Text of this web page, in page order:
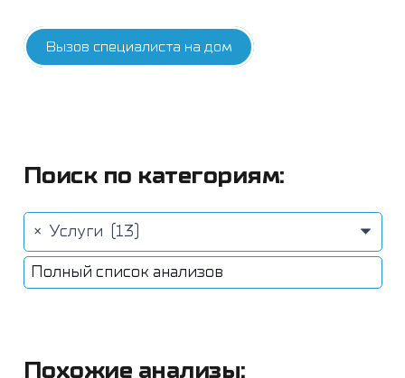
Вызов специалиста на дом
Поиск по категориям:
× Услуги (13)
Полный список анализов
Похожие анализы: